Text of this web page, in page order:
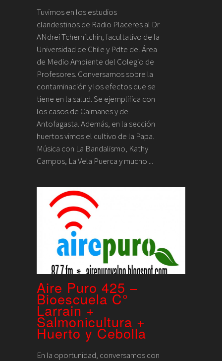
Tuvimos en los estudios
clandestinos de Radio Placeres al Dr
ANdrei Tchernitchin, facultativo de la
Universidad de Chile y Pdte del Área
de Medio Ambiente del Colegio de
Profesores. Conversamos sobre la
contaminación y los efectos que se
tiene en la salud. Se ejemplifica con
los casos de Caimanes y de
Antofagasta. Además, en la sección
huertos vimos el cultivo de la Papa.
Música con La Bandalismo, Kathy
Campos, La Vela Puerca y mucho ...
Aire Puro 425 –
Bioescuela C°
Larrain +
Salmonicultura +
Huerto y Cebolla
En la oportunidad, conversamos con